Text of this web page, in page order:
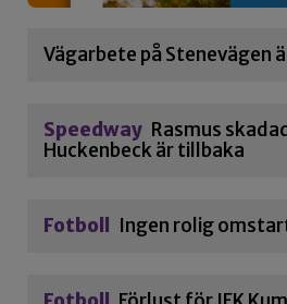
Vägarbete på Stenevägen
Speedway Rasmus
Huckenbeck är tillbaka
Fotboll Ingen rolig